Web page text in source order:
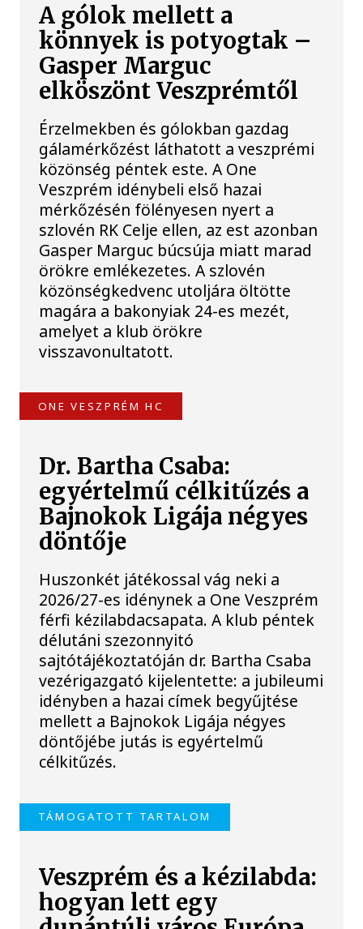
A gólok mellett a
könnyek is potyogtak –
Gasper Marguc
elköszönt Veszprémtől
Érzelmekben és gólokban gazdag
gálamérkőzést láthatott a veszprémi
közönség péntek este. A One
Veszprém idénybeli első hazai
mérkőzésén fölényesen nyert a
szlovén RK Celje ellen, az est azonban
Gasper Marguc búcsúja miatt marad
örökre emlékezetes. A szlovén
közönségkedvenc utoljára öltötte
magára a bakonyiak 24-es mezét,
amelyet a klub örökre
visszavonultatott.
ONE VESZPRÉM HC
Dr. Bartha Csaba:
egyértelmű célkitűzés a
Bajnokok Ligája négyes
döntője
Huszonkét játékossal vág neki a
2026/27-es idénynek a One Veszprém
férfi kézilabdacsapata. A klub péntek
délutáni szezonnyitó
sajtótájékoztatóján dr. Bartha Csaba
vezérigazgató kijelentette: a jubileumi
idényben a hazai címek begyűjtése
mellett a Bajnokok Ligája négyes
döntőjébe jutás is egyértelmű
célkitűzés.
TÁMOGATOTT TARTALOM
Veszprém és a kézilabda:
hogyan lett egy